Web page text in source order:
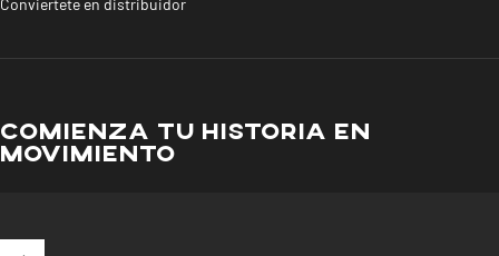
COMIENZA TU HISTORIA EN
MOVIMIENTO